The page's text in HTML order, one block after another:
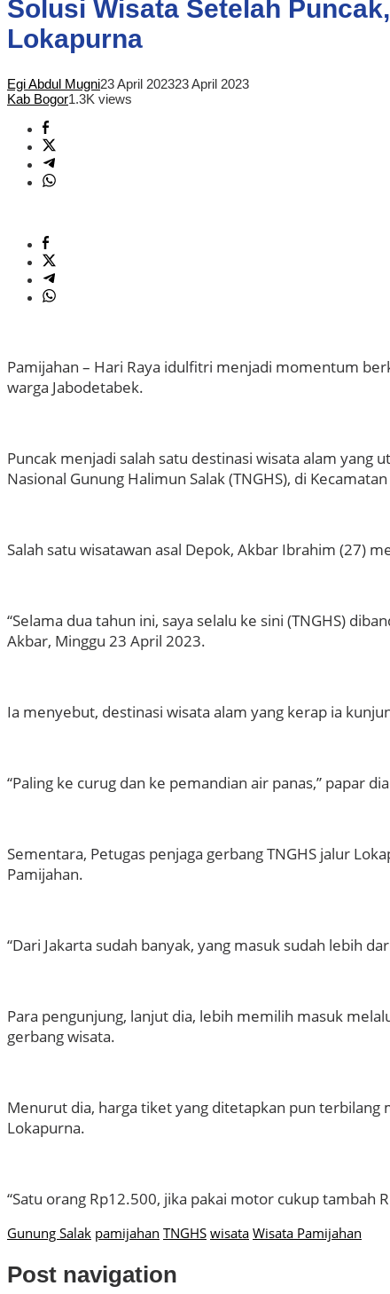
Solusi Wisata Setelah
Lokapurna
Egi Abdul Mugni23 April 202323 April 2023
Kab Bogor1.3K views
Pamijahan – Hari Raya idulfitri menjadi momentum
warga Jabodetabek.
Puncak menjadi salah satu destinasi wisata alam yang
Nasional Gunung Halimun Salak (TNGHS), di
Salah satu wisatawan asal Depok, Akbar Ibrahim (27)
“Selama dua tahun ini, saya selalu ke sini (TNGHS)
Akbar, Minggu 23 April 2023.
Ia menyebut, destinasi wisata alam yang kerap ia
“Paling ke curug dan ke pemandian air panas,” papar
Sementara, Petugas penjaga gerbang TNGHS jalur
Pamijahan.
“Dari Jakarta sudah banyak, yang masuk sudah lebih
Para pengunjung, lanjut dia, lebih memilih masuk
gerbang wisata.
Menurut dia, harga tiket yang ditetapkan pun terbilang
Lokapurna.
“Satu orang Rp12.500, jika pakai motor cukup tambah
Gunung Salak pamijahan TNGHS wisata Wisata Pamijahan
Post navigation